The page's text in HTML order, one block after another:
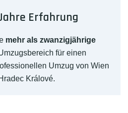
Erfahrung
mehr als zwanzigjährige
für einen
Umzug von Wien
Králové.